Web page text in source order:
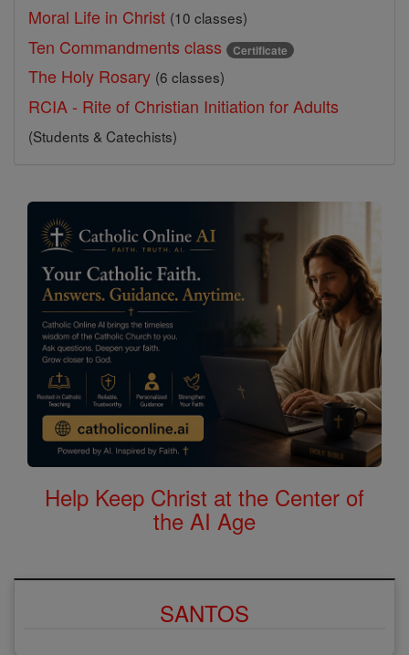
Moral Life in Christ (10 classes)
Ten Commandments class Certificate
The Holy Rosary (6 classes)
RCIA - Rite of Christian Initiation for Adults
(Students & Catechists)
Help Keep Christ at the Center of
the AI Age
SANTOS